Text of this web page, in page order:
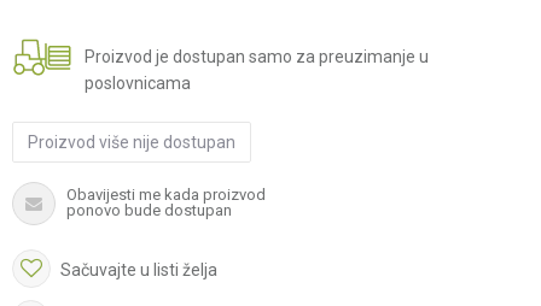
Proizvod je dostupan samo za preuzimanje u
poslovnicama
Proizvod više nije dostupan
Obavijesti me kada proizvod
ponovo bude dostupan
Sačuvajte u listi želja